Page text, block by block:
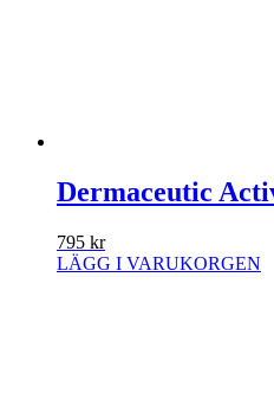
Dermaceutic
795 kr
LÄGG I VARUKORGEN